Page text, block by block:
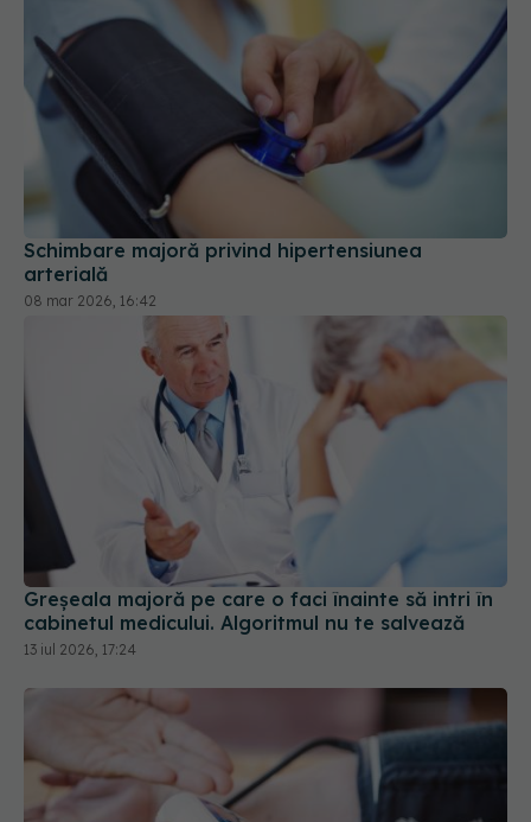
Schimbare majoră privind hipertensiunea
arterială
08 mar 2026, 16:42
Greșeala majoră pe care o faci înainte să intri în
cabinetul medicului. Algoritmul nu te salvează
13 iul 2026, 17:24